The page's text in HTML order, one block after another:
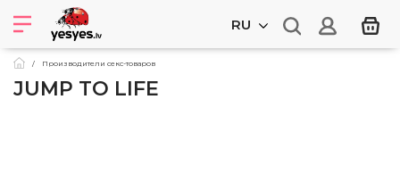
RU
Производители секс-товаров
JUMP TO LIFE